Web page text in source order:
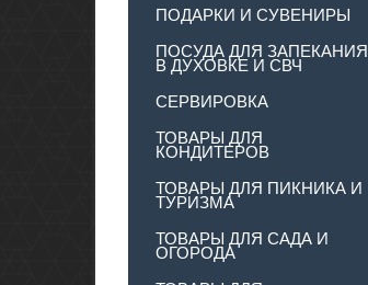
ПОДАРКИ И СУВЕНИРЫ
ПОСУДА ДЛЯ ЗАПЕКАНИЯ
В ДУХОВКЕ И СВЧ
СЕРВИРОВКА
ТОВАРЫ ДЛЯ
КОНДИТЕРОВ
ТОВАРЫ ДЛЯ ПИКНИКА И
ТУРИЗМА
ТОВАРЫ ДЛЯ САДА И
ОГОРОДА